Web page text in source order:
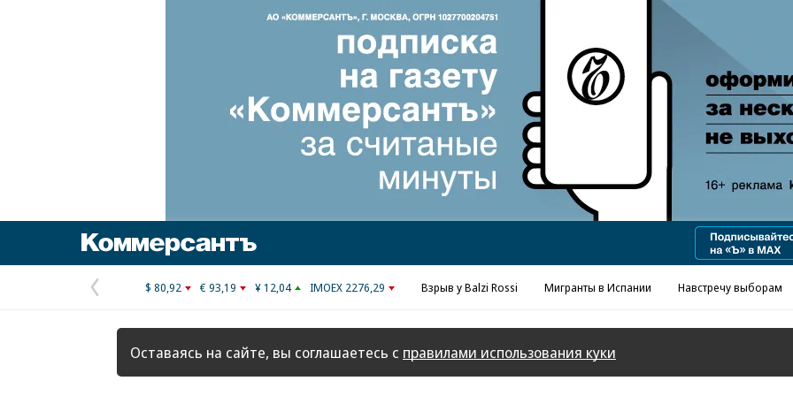
Предыдущая
страница
$ 80,92 € 93,19 ¥ 12,04 IMOEX 2276,29 Взрыв у Balzi Rossi Мигранты в Испании Навстречу выборам
Оставаясь на сайте, вы соглашаетесь с правилами использования куки